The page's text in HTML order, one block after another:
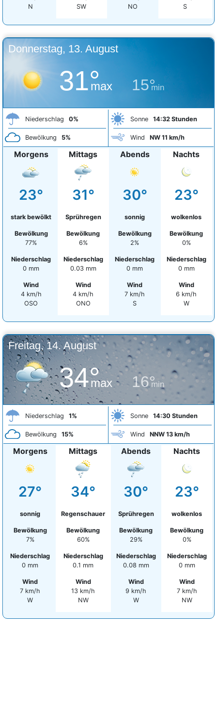
N
SW
NO
S
Donnerstag, 13. August
31°
max 15°
min
Niederschlag 0%
Bewölkung 5%
Sonne 14:32 Stunden
Wind NW 11 km/h
Morgens
23°
stark bewölkt
Bewölkung
77%
Niederschlag
0 mm
Wind
4 km/h
OSO
Mittags
31°
Sprühregen
Bewölkung
6%
Niederschlag
0.03 mm
Wind
4 km/h
ONO
Abends
30°
sonnig
Bewölkung
2%
Niederschlag
0 mm
Wind
7 km/h
S
Nachts
23°
wolkenlos
Bewölkung
0%
Niederschlag
0 mm
Wind
6 km/h
W
Freitag, 14. August
34°
max 16°
min
Niederschlag 1%
Bewölkung 15%
Sonne 14:30 Stunden
Wind NNW 13 km/h
Morgens
27°
sonnig
Bewölkung
7%
Niederschlag
0 mm
Wind
7 km/h
W
Mittags
34°
Regenschauer
Bewölkung
60%
Niederschlag
0.1 mm
Wind
13 km/h
NW
Abends
30°
Sprühregen
Bewölkung
29%
Niederschlag
0.08 mm
Wind
9 km/h
W
Nachts
23°
wolkenlos
Bewölkung
0%
Niederschlag
0 mm
Wind
7 km/h
NW